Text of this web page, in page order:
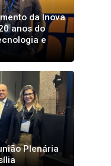
da Inova
anos do
e
Plenária